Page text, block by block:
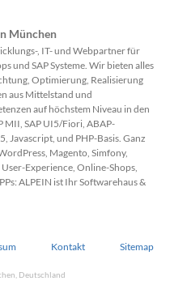
München
, IT- und Webpartner für
und SAP Systeme. Wir bieten alles
Optimierung, Realisierung
aus Mittelstand und
auf höchstem Niveau in den
MII, SAP UI5/Fiori, ABAP-
Javascript, und PHP-Basis. Ganz
Magento, Simfony,
Experience, Online-Shops,
ALPEIN ist Ihr Softwarehaus &
Deutschland
Kontakt Sitemap